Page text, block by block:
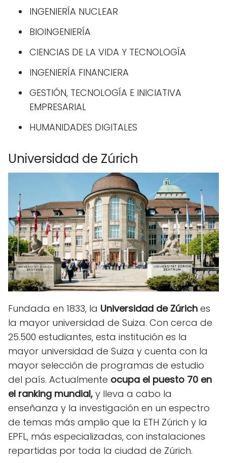
INGENIERÍA NUCLEAR
BIOINGENIERÍA
CIENCIAS DE LA VIDA Y TECNOLOGÍA
INGENIERÍA FINANCIERA
GESTIÓN, TECNOLOGÍA E INICIATIVA
EMPRESARIAL
HUMANIDADES DIGITALES
Universidad de Zúrich
Fundada en 1833, la Universidad de Zúrich es
la mayor universidad de Suiza. Con cerca de
25.500 estudiantes, esta institución es la
mayor universidad de Suiza y cuenta con la
mayor selección de programas de estudio
del país. Actualmente ocupa el puesto 70 en
el ranking mundial, y lleva a cabo la
enseñanza y la investigación en un espectro
de temas más amplio que la ETH Zúrich y la
EPFL, más especializadas, con instalaciones
repartidas por toda la ciudad de Zúrich.